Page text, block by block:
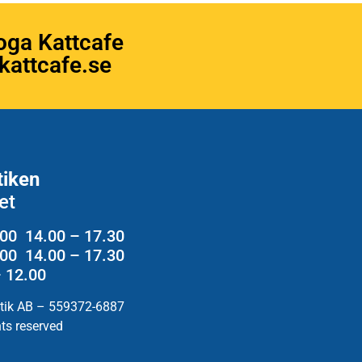
Kattcafe
14.00 – 17.30
14.00 – 17.30
12.00
AB – 559372-6887
reserved